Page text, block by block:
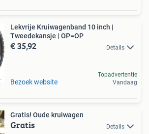
Lekvrije Kruiwagenband 10 inch |
Tweedekansje | OP=OP
€ 35,92 Details
Bezoek website
Topadvertentie
Vandaag
Gratis! Oude kruiwagen
Gratis Details